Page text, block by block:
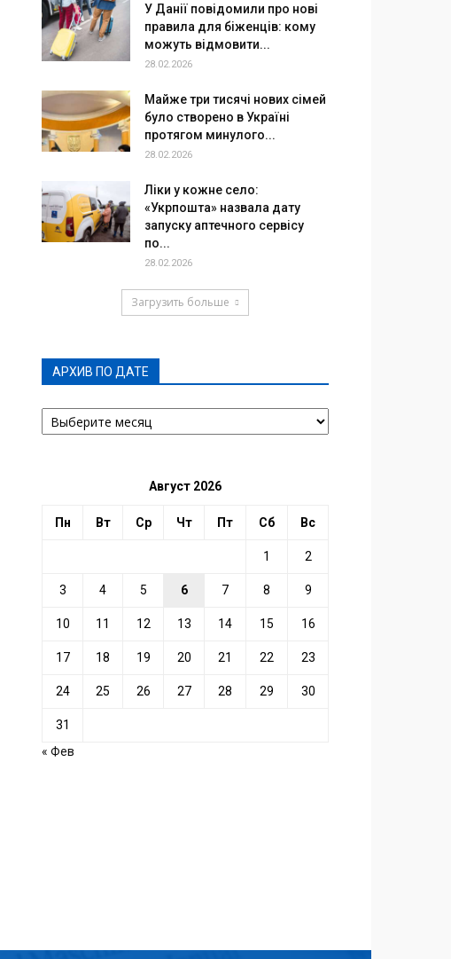
У Данії повідомили про нові
правила для біженців: кому
можуть відмовити...
28.02.2026
Майже три тисячі нових сімей
було створено в Україні
протягом минулого...
28.02.2026
Ліки у кожне село:
«Укрпошта» назвала дату
запуску аптечного сервісу
по...
28.02.2026
Загрузить больше
АРХИВ ПО ДАТЕ
АРХИВ
ПО
Август 2026
Пн Вт Ср Чт Пт Сб Вс
1 2
3 4 5 6 7 8 9
10 11 12 13 14 15 16
17 18 19 20 21 22 23
24 25 26 27 28 29 30
31
« Фев